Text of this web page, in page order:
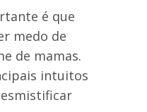
é que
medo de
de mamas.
intuitos